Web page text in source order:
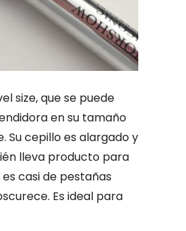
size, que se puede
en su tamaño
Su cepillo es alargado y
lleva producto para
casi de pestañas
Es ideal para